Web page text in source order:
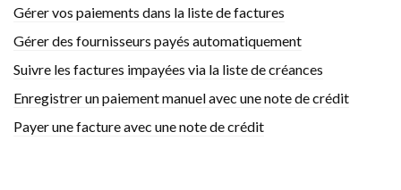
Gérer vos paiements dans la liste de factures
Gérer des fournisseurs payés automatiquement
Suivre les factures impayées via la liste de créances
Enregistrer un paiement manuel avec une note de crédit
Payer une facture avec une note de crédit